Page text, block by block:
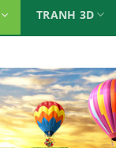
TRANH 3D